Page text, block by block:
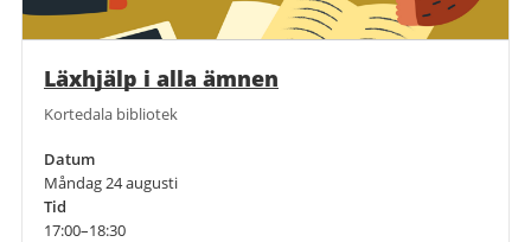
Läxhjälp i alla ämnen
Kortedala bibliotek
Datum
Måndag 24 augusti
Tid
17:00–18:30